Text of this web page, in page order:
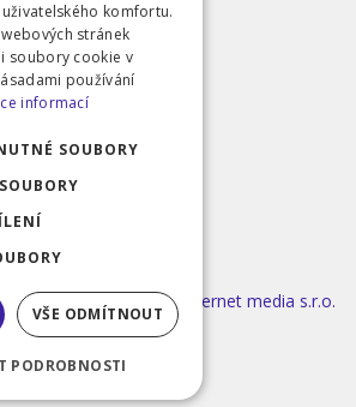
Made by
INIZIO Internet media s.r.o.
|
nastavení cookies
komfortu.
stránek
soubory cookie v
používání
informací
SOUBORY
VŠE ODMÍTNOUT
PODROBNOSTI